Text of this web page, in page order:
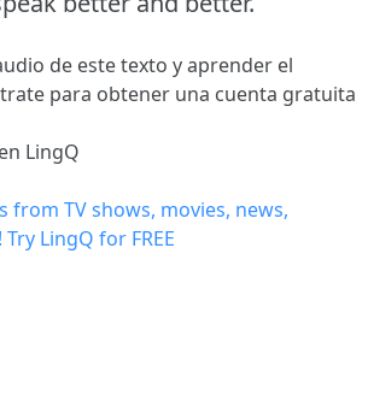
de este texto y aprender el
para obtener una cuenta gratuita
LingQ